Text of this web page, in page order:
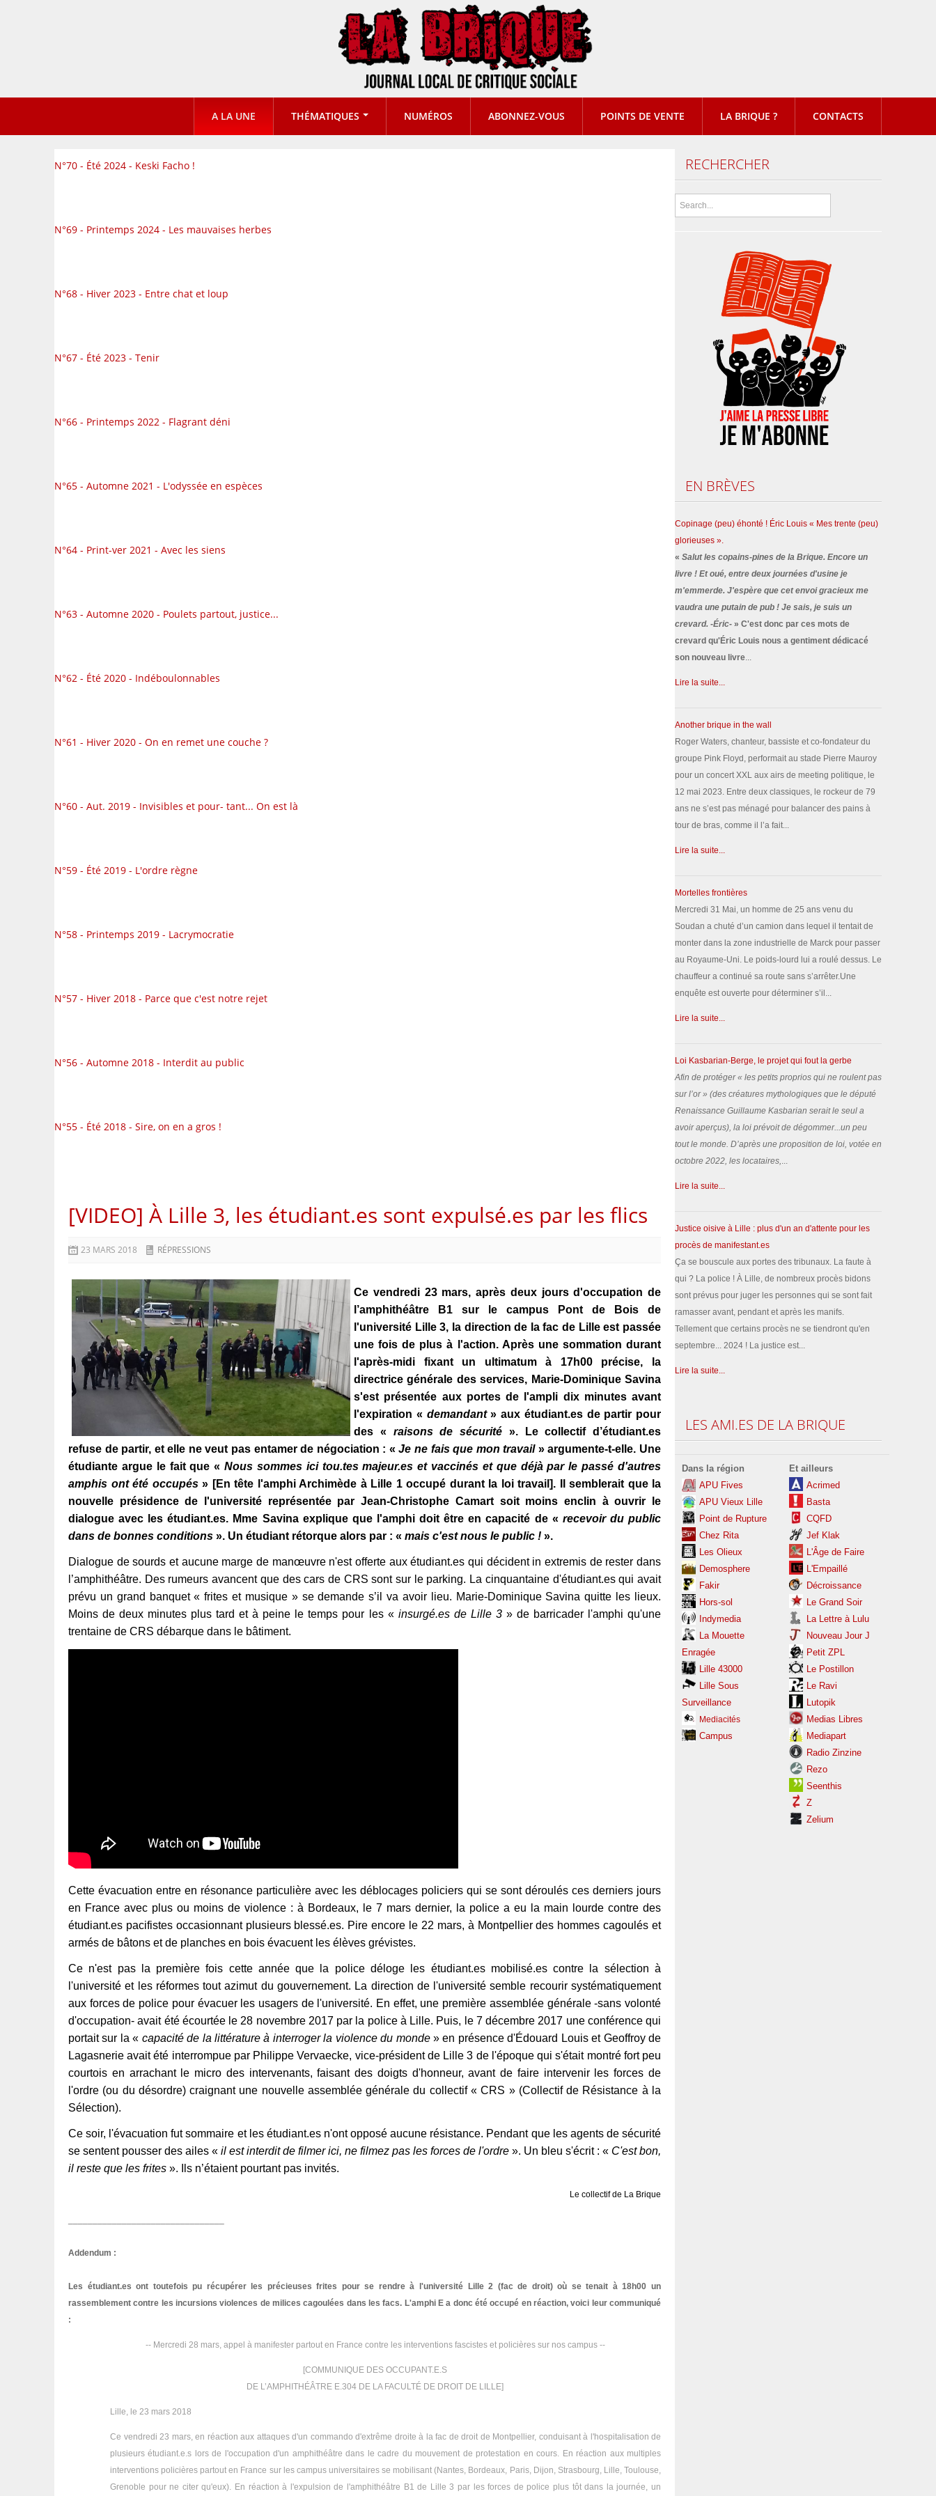
A LA UNE THÉMATIQUES NUMÉROS ABONNEZ-VOUS POINTS DE VENTE LA BRIQUE ? CONTACTS
N°70 - Été 2024 - Keski Facho !
N°69 - Printemps 2024 - Les mauvaises herbes
N°68 - Hiver 2023 - Entre chat et loup
N°67 - Été 2023 - Tenir
N°66 - Printemps 2022 - Flagrant déni
N°65 - Automne 2021 - L'odyssée en espèces
N°64 - Print-ver 2021 - Avec les siens
N°63 - Automne 2020 - Poulets partout, justice...
N°62 - Été 2020 - Indéboulonnables
N°61 - Hiver 2020 - On en remet une couche ?
N°60 - Aut. 2019 - Invisibles et pour- tant... On est là
N°59 - Été 2019 - L'ordre règne
N°58 - Printemps 2019 - Lacrymocratie
N°57 - Hiver 2018 - Parce que c'est notre rejet
N°56 - Automne 2018 - Interdit au public
N°55 - Été 2018 - Sire, on en a gros !
[VIDEO] À Lille 3, les étudiant.es sont expulsé.es par les flics
23 MARS 2018 RÉPRESSIONS
Ce vendredi 23 mars, après deux jours d'occupation de
l’amphithéâtre B1 sur le campus Pont de Bois de
l'université Lille 3, la direction de la fac de Lille est passée
une fois de plus à l'action. Après une sommation durant
l'après-midi fixant un ultimatum à 17h00 précise, la
directrice générale des services, Marie-Dominique Savina
s'est présentée aux portes de l'ampli dix minutes avant
l'expiration « demandant» aux étudiant.es de partir pour
des « raisons de sécurité ». Le collectif d’étudiant.es
refuse de partir, et elle ne veut pas entamer de négociation : «Je ne fais que mon travail» argumente-t-elle. Une
étudiante argue le fait que « Nous sommes ici tou.tes majeur.es et vaccinés et que déjà par le passé d'autres
amphis ont été occupés » [En tête l'amphi Archimède à Lille 1 occupé durant la loi travail]. Il semblerait que la
nouvelle présidence de l'université représentée par Jean-Christophe Camart soit moins enclin à ouvrir le
dialogue avec les étudiant.es. Mme Savina explique que l'amphi doit être en capacité de « recevoir du public
dans de bonnes conditions ». Un étudiant rétorque alors par : « mais c'est nous le public ! ».
Dialogue de sourds et aucune marge de manœuvre n'est offerte aux étudiant.es qui décident in extremis de rester dans
l’amphithéâtre. Des rumeurs avancent que des cars de CRS sont sur le parking. La cinquantaine d'étudiant.es qui avait
prévu un grand banquet « frites et musique » se demande s’il va avoir lieu. Marie-Dominique Savina quitte les lieux.
Moins de deux minutes plus tard et à peine le temps pour les « insurgé.es de Lille 3» de barricader l'amphi qu'une
trentaine de CRS débarque dans le bâtiment.
Cette évacuation entre en résonance particulière avec les déblocages policiers qui se sont déroulés ces derniers jours
en France avec plus ou moins de violence : à Bordeaux, le 7 mars dernier, la police a eu la main lourde contre des
étudiant.es pacifistes occasionnant plusieurs blessé.es. Pire encore le 22 mars, à Montpellier des hommes cagoulés et
armés de bâtons et de planches en bois évacuent les élèves grévistes.
Ce n'est pas la première fois cette année que la police déloge les étudiant.es mobilisé.es contre la sélection à
l'université et les réformes tout azimut du gouvernement. La direction de l'université semble recourir systématiquement
aux forces de police pour évacuer les usagers de l'université. En effet, une première assemblée générale -sans volonté
d'occupation- avait été écourtée le 28 novembre 2017 par la police à Lille. Puis, le 7 décembre 2017 une conférence qui
portait sur la « capacité de la littérature à interroger la violence du monde» en présence d'Édouard Louis et Geoffroy de
Lagasnerie avait été interrompue par Philippe Vervaecke, vice-président de Lille 3 de l'époque qui s'était montré fort peu
courtois en arrachant le micro des intervenants, faisant des doigts d'honneur, avant de faire intervenir les forces de
l'ordre (ou du désordre) craignant une nouvelle assemblée générale du collectif « CRS » (Collectif de Résistance à la
Sélection).
Ce soir, l'évacuation fut sommaire et les étudiant.es n'ont opposé aucune résistance. Pendant que les agents de sécurité
se sentent pousser des ailes « il est interdit de filmer ici, ne filmez pas les forces de l'ordre ». Un bleu s'écrit : « C'est bon,
il reste que les frites ». Ils n’étaient pourtant pas invités.
Le collectif de La Brique
Addendum :
Les étudiant.es ont toutefois pu récupérer les précieuses frites pour se rendre à l'université Lille 2 (fac de droit) où se tenait à 18h00 un
rassemblement contre les incursions violences de milices cagoulées dans les facs. L'amphi E a donc été occupé en réaction, voici leur communiqué
:
-- Mercredi 28 mars, appel à manifester partout en France contre les interventions fascistes et policières sur nos campus --
[COMMUNIQUE DES OCCUPANT.E.S
DE L’AMPHITHÉÂTRE E.304 DE LA FACULTÉ DE DROIT DE LILLE]
Lille, le 23 mars 2018
Ce vendredi 23 mars, en réaction aux attaques d'un commando d'extrême droite à la fac de droit de Montpellier, conduisant à l'hospitalisation de
plusieurs étudiant.e.s lors de l'occupation d'un amphithéâtre dans le cadre du mouvement de protestation en cours. En réaction aux multiples
interventions policières partout en France sur les campus universitaires se mobilisant (Nantes, Bordeaux, Paris, Dijon, Strasbourg, Lille, Toulouse,
Grenoble pour ne citer qu'eux). En réaction à l'expulsion de l'amphithéâtre B1 de Lille 3 par les forces de police plus tôt dans la journée, un
RECHERCHER
EN BRÈVES
Copinage (peu) éhonté ! Éric Louis « Mes trente (peu)
glorieuses ».
« Salut les copains-pines de la Brique. Encore un
livre ! Et oué, entre deux journées d'usine je
m'emmerde. J'espère que cet envoi gracieux me
vaudra une putain de pub ! Je sais, je suis un
crevard. -Éric- » C'est donc par ces mots de
crevard qu'Éric Louis nous a gentiment dédicacé
son nouveau livre...
Lire la suite...
Another brique in the wall
Roger Waters, chanteur, bassiste et co-fondateur du
groupe Pink Floyd, performait au stade Pierre Mauroy
pour un concert XXL aux airs de meeting politique, le
12 mai 2023. Entre deux classiques, le rockeur de 79
ans ne s’est pas ménagé pour balancer des pains à
tour de bras, comme il l’a fait...
Lire la suite...
Mortelles frontières
Mercredi 31 Mai, un homme de 25 ans venu du
Soudan a chuté d’un camion dans lequel il tentait de
monter dans la zone industrielle de Marck pour passer
au Royaume-Uni. Le poids-lourd lui a roulé dessus. Le
chauffeur a continué sa route sans s’arrêter.Une
enquête est ouverte pour déterminer s’il...
Lire la suite...
Loi Kasbarian-Berge, le projet qui fout la gerbe
Afin de protéger « les petits proprios qui ne roulent pas
sur l’or» (des créatures mythologiques que le député
Renaissance Guillaume Kasbarian serait le seul a
avoir aperçus), la loi prévoit de dégommer...un peu
tout le monde. D’après une proposition de loi, votée en
octobre 2022, les locataires,...
Lire la suite...
Justice oisive à Lille : plus d'un an d'attente pour les
procès de manifestant.es
Ça se bouscule aux portes des tribunaux. La faute à
qui ? La police ! À Lille, de nombreux procès bidons
sont prévus pour juger les personnes qui se sont fait
ramasser avant, pendant et après les manifs.
Tellement que certains procès ne se tiendront qu'en
septembre... 2024 ! La justice est...
Lire la suite...
LES AMI.ES DE LA BRIQUE
Dans la région
APU Fives
APU Vieux Lille
Point de Rupture
Chez Rita
Les Olieux
Demosphere
Fakir
Hors-sol
Indymedia
La Mouette
Enragée
Lille 43000
Lille Sous
Surveillance
Mediacités
Campus
Et ailleurs
Acrimed
Basta
CQFD
Jef Klak
L'Âge de Faire
L'Empaillé
Décroissance
Le Grand Soir
La Lettre à Lulu
Nouveau Jour J
Petit ZPL
Le Postillon
Le Ravi
Lutopik
Medias Libres
Mediapart
Radio Zinzine
Rezo
Seenthis
Z
Zelium